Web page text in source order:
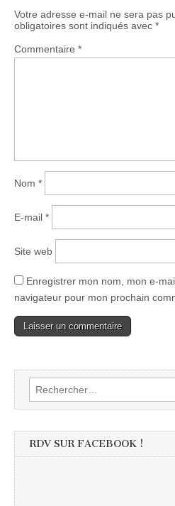
Votre adresse e-mail ne sera pas
obligatoires sont indiqués avec *
Commentaire *
Nom *
E-mail *
Site web
Enregistrer mon nom, mon e-
navigateur pour mon prochain
Rechercher :
RDV SUR FACEBOOK !